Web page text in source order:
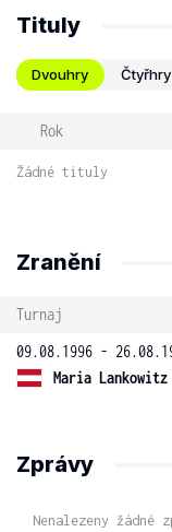
Tituly
Dvouhry Čtyřhry
Rok
Žádné tituly
Zranění
Turnaj
09.08.1996 -
Maria Lankowitz
Zprávy
Nenalezeny žádné